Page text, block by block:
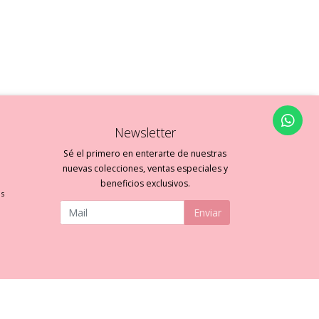
Newsletter
Sé el primero en enterarte de nuestras
nuevas colecciones, ventas especiales y
beneficios exclusivos.
Enviar